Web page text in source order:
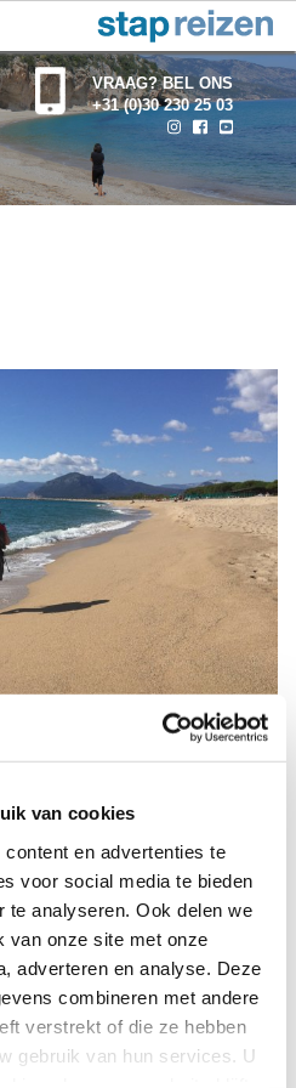
van cookies
en advertenties te
voor social media te bieden
te analyseren. Ook delen we
van onze site met onze
adverteren en analyse. Deze
combineren met andere
verstrekt of die ze hebben
gebruik van hun services. U
VRAAG? BEL ONS
+31 (0)30 230 25 03
.
oost
is een continent. In alles is
van de Mediterrane
woest en rauw in zijn
zijn kleuren. De mensen zijn
bov...Lees meer